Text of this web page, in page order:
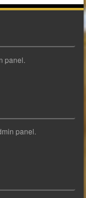
panel.
panel.